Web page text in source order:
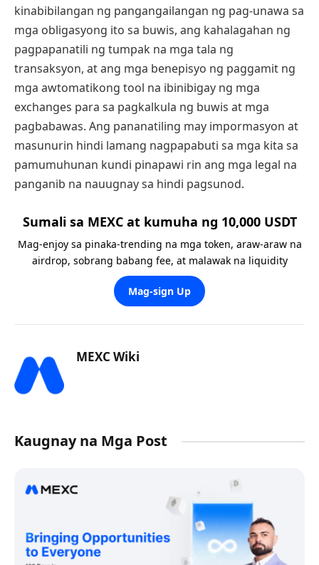
kinabibilangan ng pangangailangan ng pag-unawa sa
mga obligasyong ito sa buwis, ang kahalagahan ng
pagpapanatili ng tumpak na mga tala ng
transaksyon, at ang mga benepisyo ng paggamit ng
mga awtomatikong tool na ibinibigay ng mga
exchanges para sa pagkalkula ng buwis at mga
pagbabawas. Ang pananatiling may impormasyon at
masunurin hindi lamang nagpapabuti sa mga kita sa
pamumuhunan kundi pinapawi rin ang mga legal na
panganib na nauugnay sa hindi pagsunod.
Sumali sa MEXC at kumuha ng 10,000 USDT
Mag-enjoy sa pinaka-trending na mga token, araw-araw na
airdrop, sobrang babang fee, at malawak na liquidity
Mag-sign Up
MEXC Wiki
Kaugnay na Mga Post